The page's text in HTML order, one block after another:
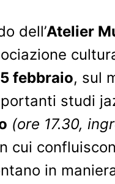
dell’Atelier
febbraio, sul
studi
(ore 17.30,
cui
in